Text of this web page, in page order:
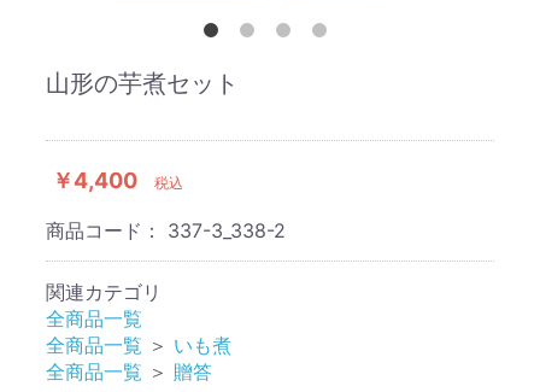
山形の芋煮セット
￥4,400 税込
商品コード： 337-3_338-2
関連カテゴリ
全商品一覧
全商品一覧 ＞ いも煮
全商品一覧 ＞ 贈答